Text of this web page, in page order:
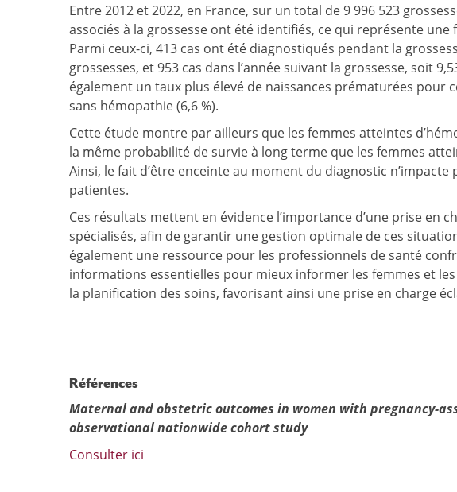
Entre 2012 et 2022, en France, sur un total de 9 996 523
associés à la grossesse ont été identifiés, ce qui représente une
Parmi ceux-ci, 413 cas ont été diagnostiqués pendant la
grossesses, et 953 cas dans l’année suivant la grossesse, soit
également un taux plus élevé de naissances prématurées pour
sans hémopathie (6,6 %).
Cette étude montre par ailleurs que les femmes atteintes
la même probabilité de survie à long terme que les femmes
Ainsi, le fait d’être enceinte au moment du diagnostic
patientes.
Ces résultats mettent en évidence l’importance d’une prise en
spécialisés, afin de garantir une gestion optimale de ces
également une ressource pour les professionnels de santé
informations essentielles pour mieux informer les femmes et
la planification des soins, favorisant ainsi une prise en charge
Références
Maternal and obstetric outcomes in women with pregnancy-
observational nationwide cohort study
Consulter ici